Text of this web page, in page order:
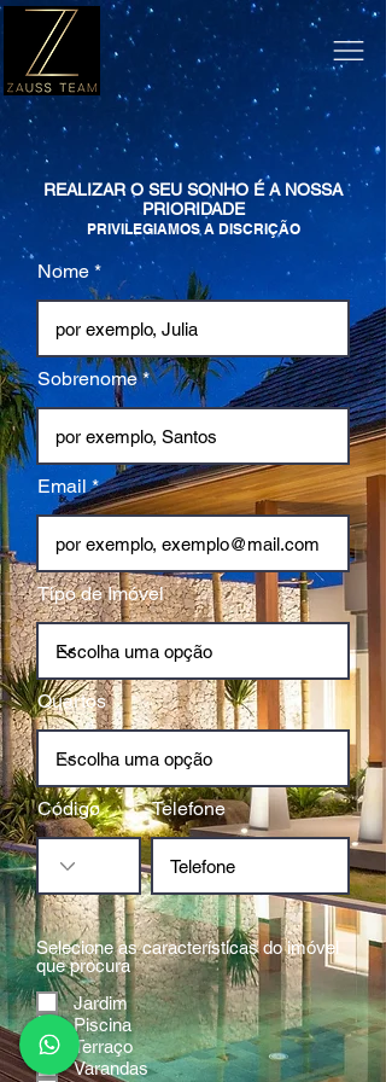
REALIZAR O SEU SONHO É A NOSSA
PRIORIDADE
PRIVILEGIAMOS A DISCRIÇÃO
Nome
Sobrenome
Email
Tipo de Imóvel
Quartos
Código Telefone
Selecione as características do imóvel
que procura
Jardim
Piscina
Terraço
Varandas